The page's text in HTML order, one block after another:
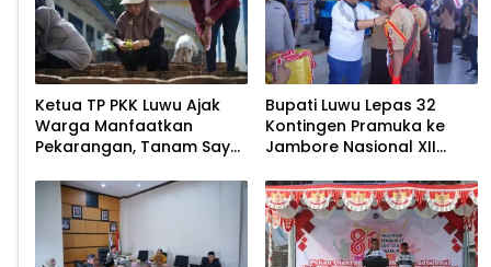
Ketua TP PKK Luwu Ajak
Warga Manfaatkan
Pekarangan, Tanam Sayur
Bupati Luwu Lepas 32
Kontingen Pramuka ke
Jambore Nasional XII